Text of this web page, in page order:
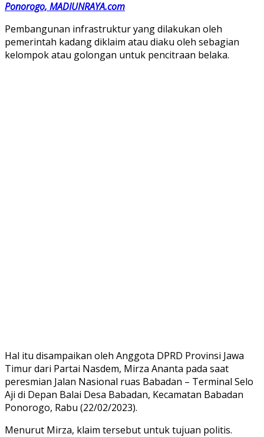
Ponorogo, MADIUNRAYA.com
Pembangunan infrastruktur yang dilakukan oleh
pemerintah kadang diklaim atau diaku oleh sebagian
kelompok atau golongan untuk pencitraan belaka.
Hal itu disampaikan oleh Anggota DPRD Provinsi Jawa
Timur dari Partai Nasdem, Mirza Ananta pada saat
peresmian Jalan Nasional ruas Babadan – Terminal Selo
Aji di Depan Balai Desa Babadan, Kecamatan Babadan
Ponorogo, Rabu (22/02/2023).
Menurut Mirza, klaim tersebut untuk tujuan politis.